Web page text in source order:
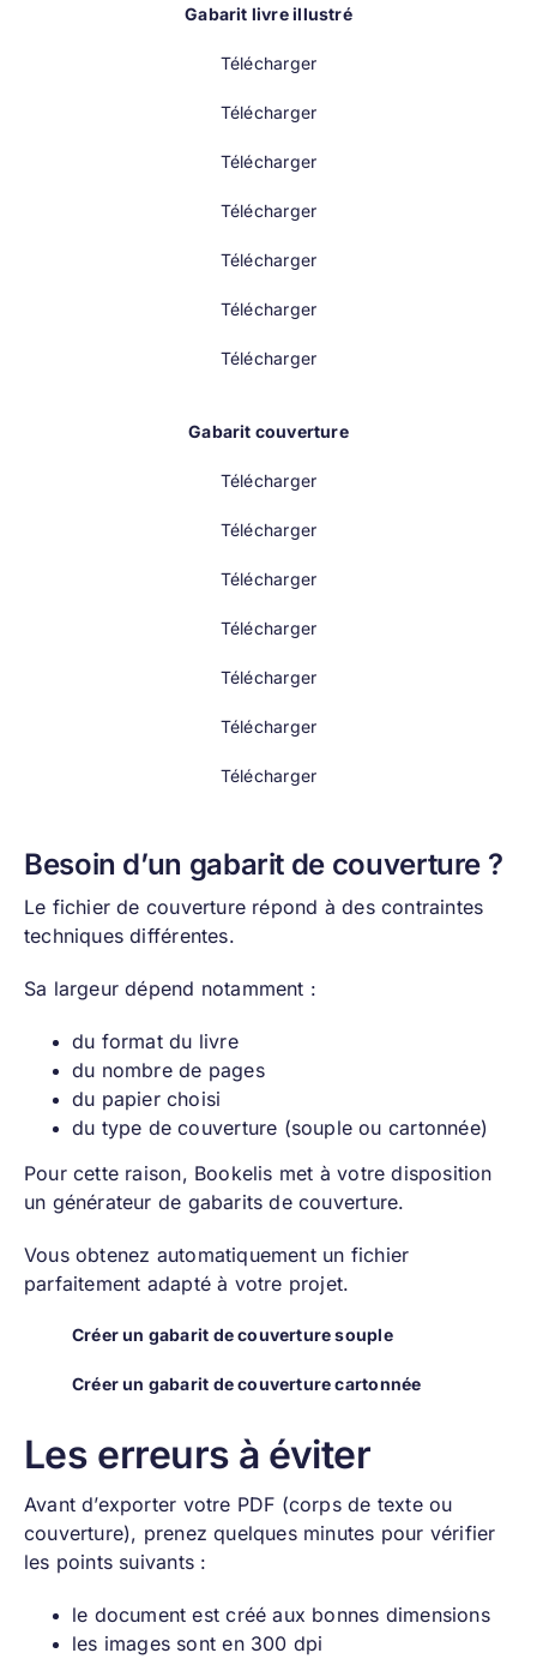
Gabarit livre illustré
Télécharger
Télécharger
Télécharger
Télécharger
Télécharger
Télécharger
Télécharger
Gabarit couverture
Télécharger
Télécharger
Télécharger
Télécharger
Télécharger
Télécharger
Télécharger
Besoin d’un gabarit de couverture ?
Le fichier de couverture répond à des contraintes
techniques différentes.
Sa largeur dépend notamment :
du format du livre
du nombre de pages
du papier choisi
du type de couverture (souple ou cartonnée)
Pour cette raison, Bookelis met à votre disposition
un générateur de gabarits de couverture.
Vous obtenez automatiquement un fichier
parfaitement adapté à votre projet.
Créer un gabarit de couverture souple
Créer un gabarit de couverture cartonnée
Les erreurs à éviter
Avant d’exporter votre PDF (corps de texte ou
couverture), prenez quelques minutes pour vérifier
les points suivants :
le document est créé aux bonnes dimensions
les images sont en 300 dpi